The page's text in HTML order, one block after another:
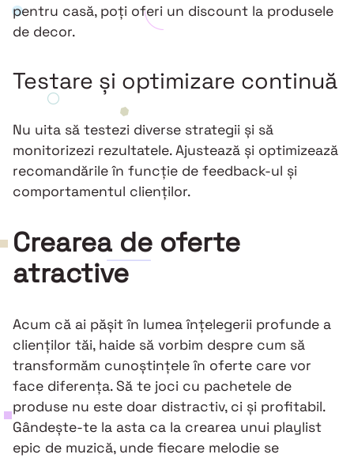
pentru casă, poți oferi un discount la produsele
de decor.
Testare și optimizare continuă
Nu uita să testezi diverse strategii și să
monitorizezi rezultatele. Ajustează și optimizează
recomandările în funcție de feedback-ul și
comportamentul clienților.
Crearea de oferte
atractive
Acum că ai pășit în lumea înțelegerii profunde a
clienților tăi, haide să vorbim despre cum să
transformăm cunoștințele în oferte care vor
face diferența. Să te joci cu pachetele de
produse nu este doar distractiv, ci și profitabil.
Gândește-te la asta ca la crearea unui playlist
epic de muzică, unde fiecare melodie se